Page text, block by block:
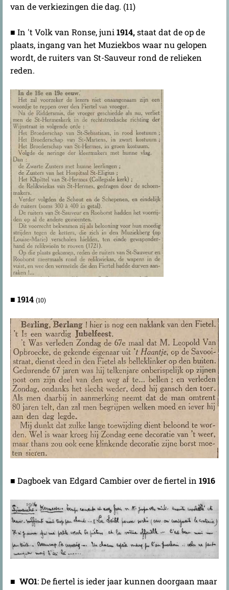
van de verkiezingen die dag. (11)
■ In 't Volk van Ronse, juni1914,staat dat de op de
plaats, ingang van het Muziekbos waar nu gelopen
wordt, de ruiters van St-Sauveur rond de relieken
reden.
■ 1914 (10)
■ Dagboek van Edgard Cambier over de fiertel in 1916
■ WO1:De fiertel is ieder jaar kunnen doorgaan maar